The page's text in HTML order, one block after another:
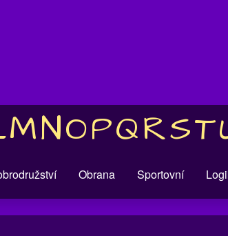
MNOPQRST
Obrana Sportovní